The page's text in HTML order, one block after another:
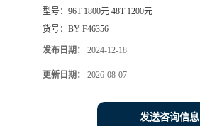
型号： 96T 1800元 48T 1200元
货号： BY-F46356
发布日期： 2024-12-18
更新日期： 2026-08-07
发送咨询信息